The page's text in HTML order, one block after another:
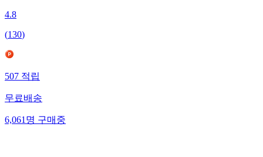
4.8
(130)
507 적립
무료배송
6,061 명 구매중